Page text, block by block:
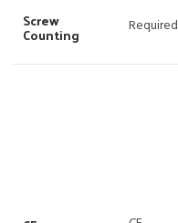
Screw
Counting Required